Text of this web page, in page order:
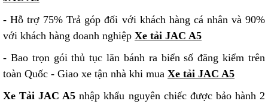
- Hỗ trợ 75% Trả góp đối với khách hàng cá nhân và 90%
với khách hàng doanh nghiệp Xe tải JAC A5
- Bao trọn gói thủ tục lăn bánh ra biển số đăng kiểm trên
toàn Quốc - Giao xe tận nhà khi mua Xe tải JAC A5
Xe Tải JAC A5 nhập khẩu nguyên chiếc được bảo hành 2